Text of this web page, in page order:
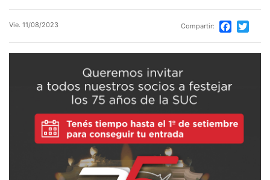
Vie. 11/08/2023 Compartir: Facebook